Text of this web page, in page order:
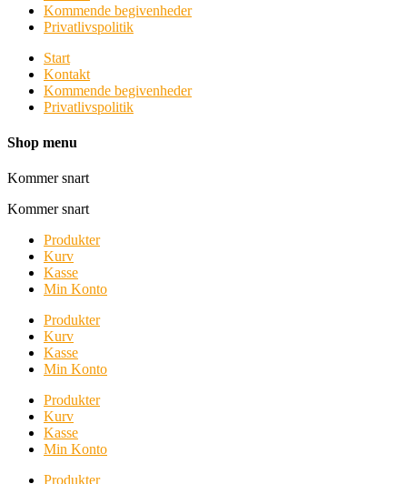
Kommende begivenheder
Privatlivspolitik
Start
Kontakt
Kommende begivenheder
Privatlivspolitik
Shop menu
Kommer snart
Kommer snart
Produkter
Kurv
Kasse
Min Konto
Produkter
Kurv
Kasse
Min Konto
Produkter
Kurv
Kasse
Min Konto
Produkter